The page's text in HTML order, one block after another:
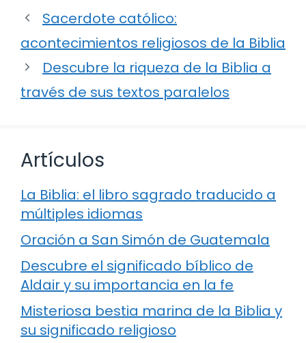
Sacerdote católico:
acontecimientos religiosos de la Biblia
Descubre la riqueza de la Biblia a
través de sus textos paralelos
Artículos
La Biblia: el libro sagrado traducido a
múltiples idiomas
Oración a San Simón de Guatemala
Descubre el significado bíblico de
Aldair y su importancia en la fe
Misteriosa bestia marina de la Biblia y
su significado religioso